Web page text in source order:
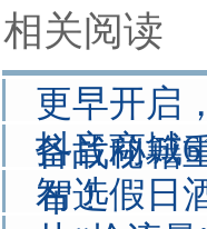
相关阅读
更早开启
备战秘籍
抖音商城
布！
智选假日